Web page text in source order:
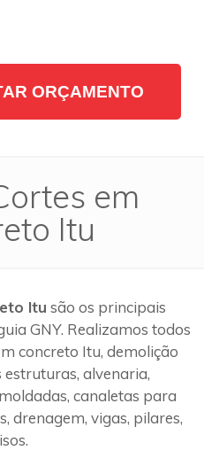
ORÇAMENTO
em
Itu
Itu são os principais
GNY. Realizamos todos
concreto Itu, demolição
alvenaria,
canaletas para
drenagem, vigas, pilares,